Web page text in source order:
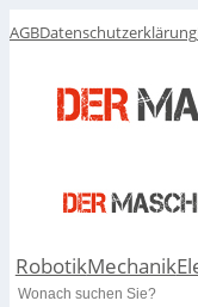
AGBDatenschutzerklärung
RobotikMechanik
Search